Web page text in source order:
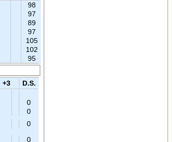
98
97
89
97
105
102
95
+3
D.S.
0
0
0
0